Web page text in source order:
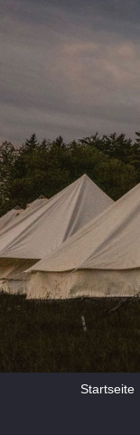
Startseite